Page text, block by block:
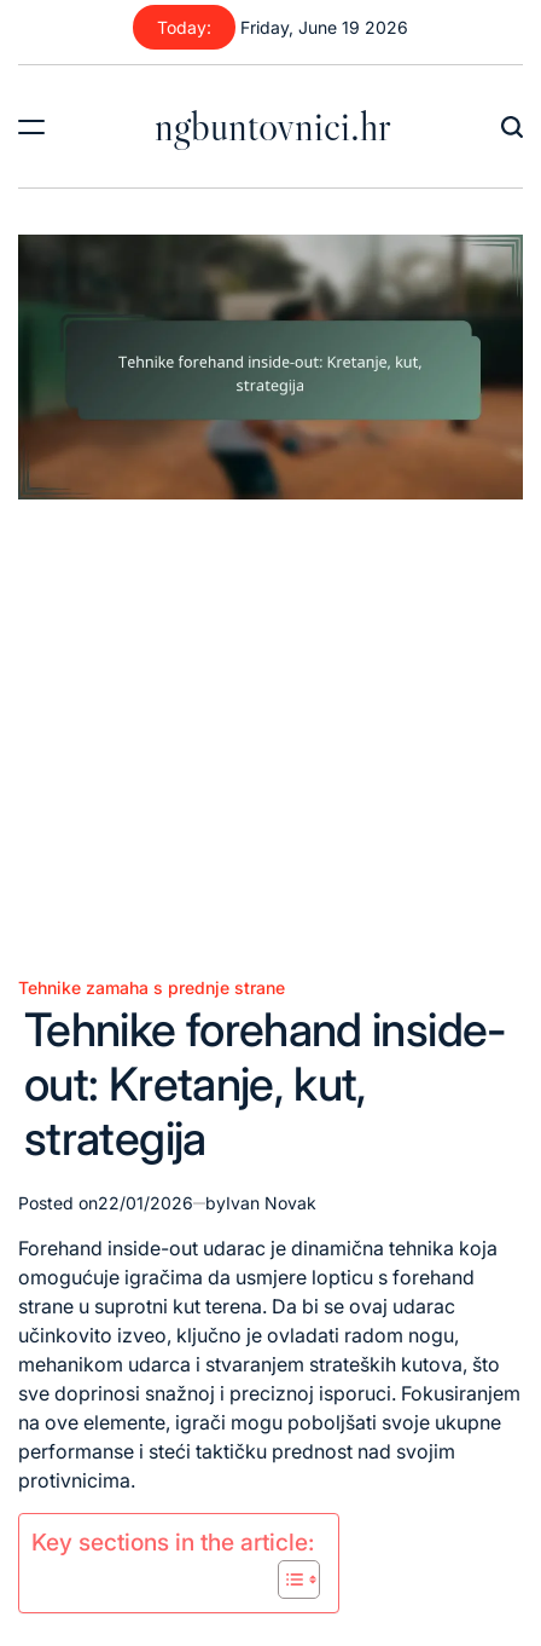
content
Today: Friday, June 19 2026
ngbuntovnici.hr
Posted
Tehnike zamaha s prednje strane
Tehnike forehand inside-
out: Kretanje, kut,
strategija
Posted on22/01/2026 byIvan Novak
Forehand inside-out udarac je dinamična tehnika koja
omogućuje igračima da usmjere lopticu s forehand
strane u suprotni kut terena. Da bi se ovaj udarac
učinkovito izveo, ključno je ovladati radom nogu,
mehanikom udarca i stvaranjem strateških kutova, što
sve doprinosi snažnoj i preciznoj isporuci. Fokusiranjem
na ove elemente, igrači mogu poboljšati svoje ukupne
performanse i steći taktičku prednost nad svojim
protivnicima.
Key sections in the article: